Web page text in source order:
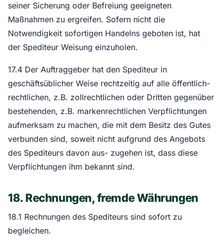
seiner Sicherung oder Befreiung geeigneten
Maßnahmen zu ergreifen. Sofern nicht die
Notwendigkeit sofortigen Handelns geboten ist, hat
der Spediteur Weisung einzuholen.
17.4 Der Auftraggeber hat den Spediteur in
geschäftsüblicher Weise rechtzeitig auf alle öffentlich-
rechtlichen, z.B. zollrechtlichen oder Dritten gegenüber
bestehenden, z.B. markenrechtlichen Verpflichtungen
aufmerksam zu machen, die mit dem Besitz des Gutes
verbunden sind, soweit nicht aufgrund des Angebots
des Spediteurs davon aus- zugehen ist, dass diese
Verpflichtungen ihm bekannt sind.
18. Rechnungen, fremde Währungen
18.1 Rechnungen des Spediteurs sind sofort zu
begleichen.